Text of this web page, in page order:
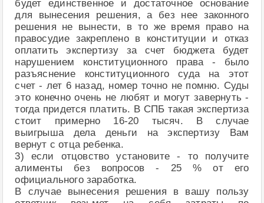
будет единственное и достаточное основание
для вынесения решения, а без нее законного
решения не вынести, в то же время право на
правосудие закреплено в конституции и отказ
оплатить экспертизу за счет бюджета будет
нарушением конституционного права - было
разъяснение конституционного суда на этот
счет - лет 6 назад, номер точно не помню. Суды
это конечно очень не любят и могут завернуть -
тогда придется платить. В СПБ такая экспертиза
стоит примерно 16-20 тысяч. В случае
выигрыша дела деньги на экспертизу Вам
вернут с отца ребенка.
3) если отцовство установите - то получите
алименты без вопросов - 25 % от его
официального заработка.
В случае вынесения решения в вашу пользу